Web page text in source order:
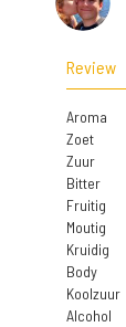
Review
Aroma
Zoet
Zuur
Bitter
Fruitig
Moutig
Kruidig
Body
Koolzuur
Alcohol